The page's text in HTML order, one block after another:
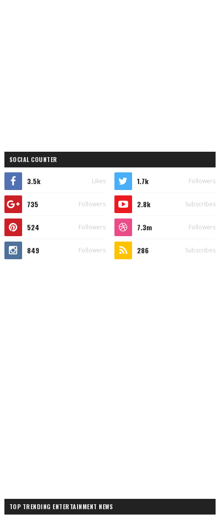
SOCIAL COUNTER
3.5k Likes 1.7k Followers
735 Followers 2.8k Subscribes
524 Followers 7.3m Followers
849 Followers 286 Subscribes
TOP TRENDING ENTERTAINMENT NEWS